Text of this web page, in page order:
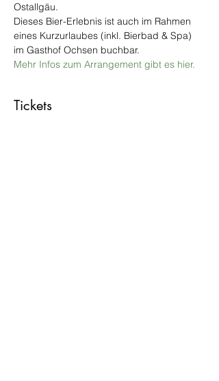
Ostallgäu.
Dieses Bier-Erlebnis ist auch im Rahmen
eines Kurzurlaubes (inkl. Bierbad & Spa)
im Gasthof Ochsen buchbar.
Mehr Infos zum Arrangement gibt es hier.
Tickets